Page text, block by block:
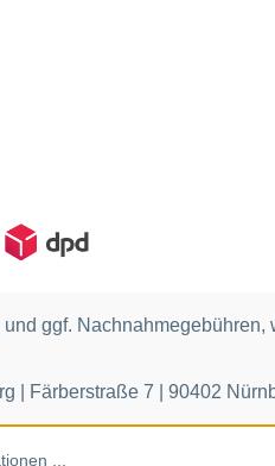
und ggf.
| Färberstraße 7 | 90402
...